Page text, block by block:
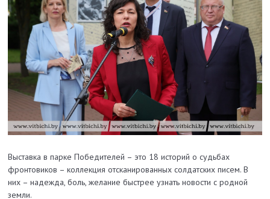
Выставка в парке Победителей – это 18 историй о судьбах
фронтовиков – коллекция отсканированных солдатских писем. В
них – надежда, боль, желание быстрее узнать новости с родной
земли.